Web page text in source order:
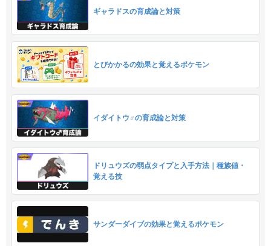
ギャラドスの育成論と対策
とびかかるの効果と覚えるポケモン
イダイトウ♂の育成論と対策
ドリュウズの弱点タイプと入手方法｜種族値・
覚える技
サンダーダイブの効果と覚えるポケモン